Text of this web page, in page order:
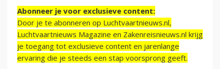
Abonneer je voor exclusieve content:
Door je te abonneren op Luchtvaartnieuws.nl,
Luchtvaartnieuws Magazine en Zakenreisnieuws.nl krijg
je toegang tot exclusieve content en jarenlange
ervaring die je steeds een stap voorsprong geeft.